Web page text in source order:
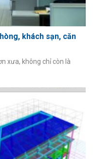
khách sạn, căn
xưa, không chỉ còn là